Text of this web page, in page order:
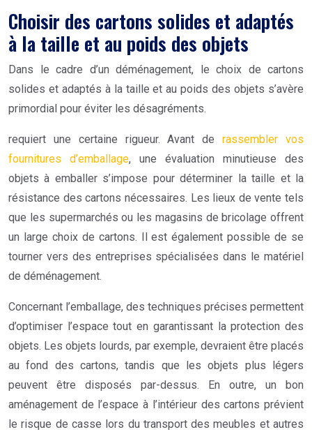
Choisir des cartons solides et adaptés
à la taille et au poids des objets
Dans le cadre d’un déménagement, le choix de cartons
solides et adaptés à la taille et au poids des objets s’avère
primordial pour éviter les désagréments.
requiert une certaine rigueur. Avant derassembler vos
fournitures d’emballage, une évaluation minutieuse des
objets à emballer s’impose pour déterminer la taille et la
résistance des cartons nécessaires. Les lieux de vente tels
que les supermarchés ou les magasins de bricolage offrent
un large choix de cartons. Il est également possible de se
tourner vers des entreprises spécialisées dans le matériel
de déménagement.
Concernant l’emballage, des techniques précises permettent
d’optimiser l’espace tout en garantissant la protection des
objets. Les objets lourds, par exemple, devraient être placés
au fond des cartons, tandis que les objets plus légers
peuvent être disposés par-dessus. En outre, un bon
aménagement de l’espace à l’intérieur des cartons prévient
le risque de casse lors du transport des meubles et autres